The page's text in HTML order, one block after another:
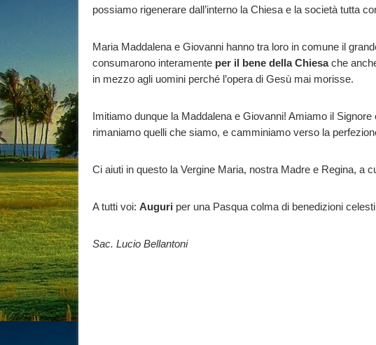
possiamo rigenerare dall’interno la Chiesa e la società tutta
Maria Maddalena e Giovanni hanno tra loro in comune il
consumarono interamente per il bene della Chiesache
in mezzo agli uomini perché l’opera di Gesù mai morisse.
Imitiamo dunque la Maddalena e Giovanni! Amiamo il
rimaniamo quelli che siamo, e camminiamo verso la
Ci aiuti in questo la Vergine Maria, nostra Madre e Regina, a
A tutti voi: Auguri per una Pasqua colma di benedizioni
Sac. Lucio Bellantoni